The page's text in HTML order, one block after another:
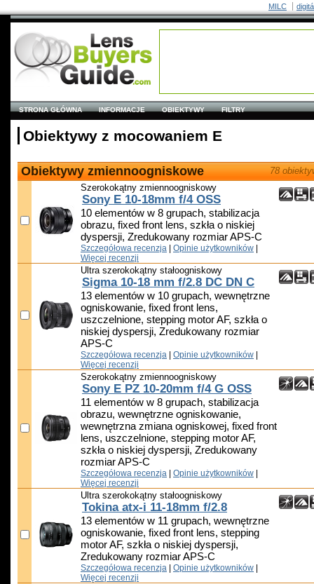
MILC
STRONA GŁÓWNA INFORMACJE OBIEKTYWY FILTRY
Obiektywy z mocowaniem E
78
Obiektywy zmiennoogniskowe
Szerokokątny zmiennoogniskowy
Sony E 10-18mm f/4 OSS
10 elementów w 8 grupach, stabilizacja
obrazu, fixed front lens, szkła o niskiej
dyspersji, Zredukowany rozmiar APS-C
Szczegółowa recenzja Opinie użytkowników
Więcej recenzji
Ultra szerokokątny stałoogniskowy
Sigma 10-18 mm f/2.8 DC DN C
13 elementów w 10 grupach, wewnętrzne
ogniskowanie, fixed front lens,
uszczelnione, stepping motor AF, szkła o
niskiej dyspersji, Zredukowany rozmiar
APS-C
Szczegółowa recenzja Opinie użytkowników
Więcej recenzji
Szerokokątny zmiennoogniskowy
Sony E PZ 10-20mm f/4 G OSS
11 elementów w 8 grupach, stabilizacja
obrazu, wewnętrzne ogniskowanie,
wewnętrzna zmiana ogniskowej, fixed front
lens, uszczelnione, stepping motor AF,
szkła o niskiej dyspersji, Zredukowany
rozmiar APS-C
Szczegółowa recenzja Opinie użytkowników
Więcej recenzji
Ultra szerokokątny stałoogniskowy
Tokina atx-i 11-18mm f/2.8
13 elementów w 11 grupach, wewnętrzne
ogniskowanie, fixed front lens, stepping
motor AF, szkła o niskiej dyspersji,
Zredukowany rozmiar APS-C
Szczegółowa recenzja Opinie użytkowników
Więcej recenzji